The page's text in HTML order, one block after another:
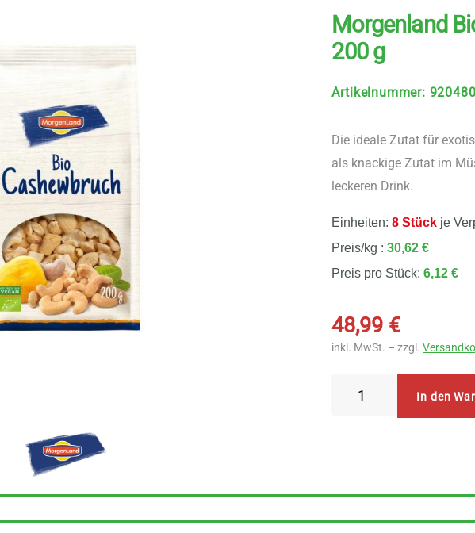
Morgenland
200 g
Artikelnummer:
Die ideale Zutat für
als knackige Zutat im
leckeren Drink.
Einheiten:8 Stück je
Preis/kg :30,62 €
Preis pro Stück:6,12 €
48,99 €
inkl. MwSt. – zzgl.
zu
200
In den